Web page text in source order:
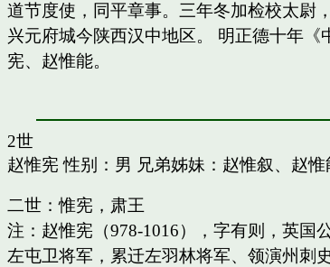
道节度使，同平章事。三年冬加检校太尉
兴元府城今陕西汉中地区。 明正德十年《
宪、赵惟能。
2世
赵惟宪 性别：男 兄弟姊妹： 赵惟叙、 赵惟
二世：惟宪，肃王
注：赵惟宪（978-1016），字有则，英国
左屯卫将军，累迁左羽林将军、领演州刺